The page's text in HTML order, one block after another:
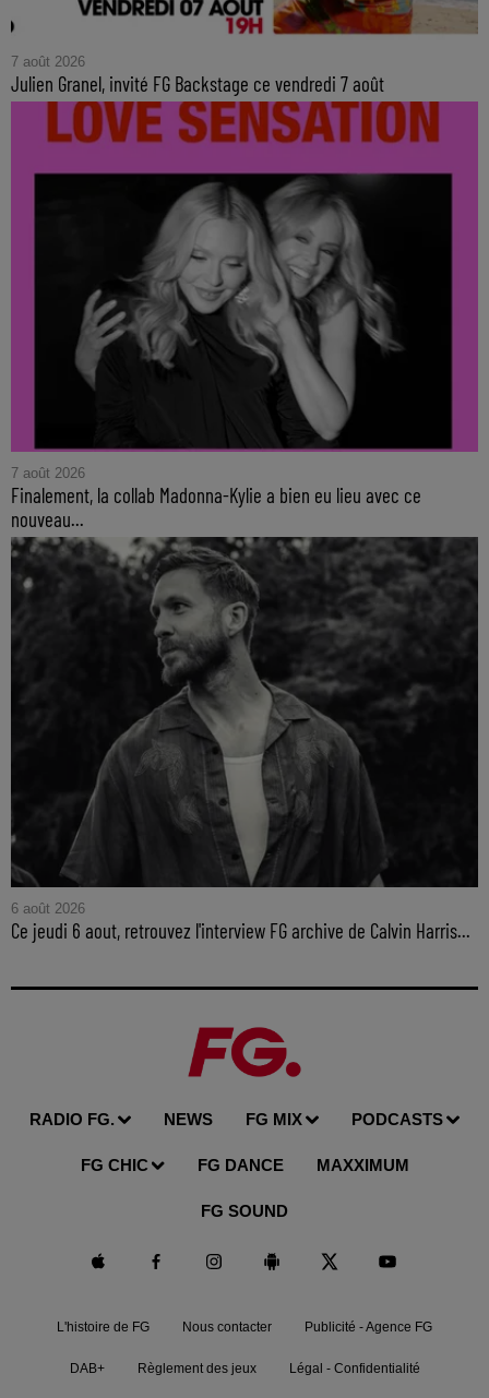
7 août 2026
Julien Granel, invité FG Backstage ce vendredi 7 août
7 août 2026
Finalement, la collab Madonna-Kylie a bien eu lieu avec ce
nouveau...
6 août 2026
Ce jeudi 6 aout, retrouvez l'interview FG archive de Calvin Harris...
RADIO FG. NEWS FG MIX PODCASTS
FG CHIC FG DANCE MAXXIMUM
FG SOUND
L'histoire de FG Nous contacter Publicité - Agence FG
DAB+ Règlement des jeux Légal - Confidentialité